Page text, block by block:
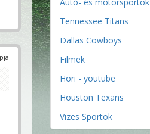
Tennessee Titans
Dallas Cowboys
Filmek
Höri - youtube
Houston Texans
Vizes Sportok